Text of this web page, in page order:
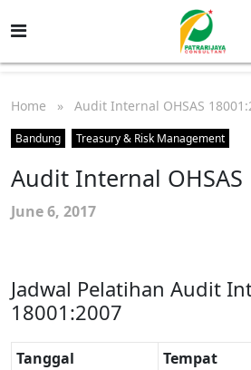
Home » Audit Internal OHSAS
Bandung Treasury & Risk Management
Audit Internal OHSAS
June 6, 2017
Jadwal Pelatihan Audit
18001:2007
Tanggal Tempat